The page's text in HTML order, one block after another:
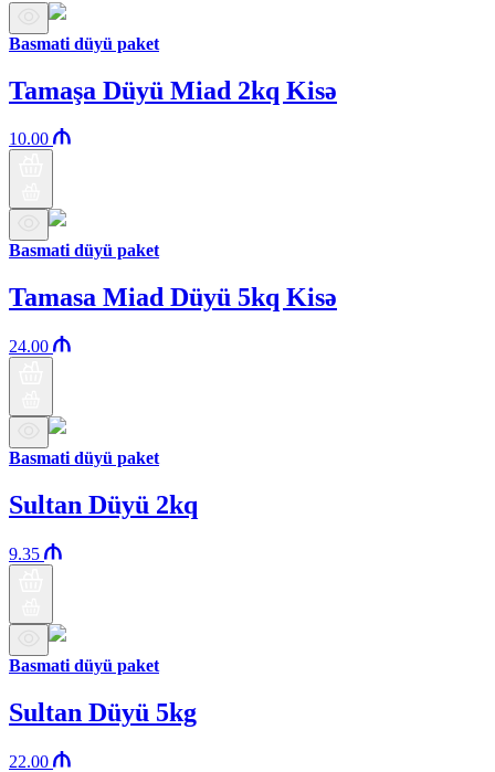
Basmati düyü paket
Tamaşa Düyü Miad 2kq Kisə
10.00
Basmati düyü paket
Tamasa Miad Düyü 5kq Kisə
24.00
Basmati düyü paket
Sultan Düyü 2kq
9.35
Basmati düyü paket
Sultan Düyü 5kg
22.00